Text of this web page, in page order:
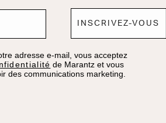
INSCRIVEZ-VOUS
adresse e-mail, vous acceptez
de Marantz et vous
des communications marketing.